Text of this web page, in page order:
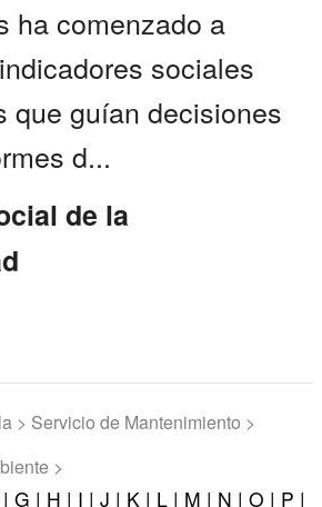
ha comenzado a
sociales
que guían decisiones
d...
de la
> Servicio de Mantenimiento >
>
G | H | I | J | K | L | M | N | O | P |